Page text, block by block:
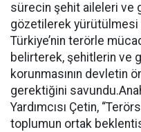
sürecin şehit aileleri ve
gözetilerek
Türkiye’nin terörle
belirterek, şehitlerin ve
korunmasının devletin
gerektiğini
Yardımcısı Çetin,
toplumun ortak